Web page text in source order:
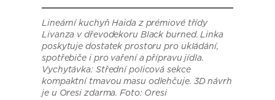
Lineární kuchyň Haida z prémiové třídy
Livanza v dřevodekoru Black burned. Linka
poskytuje dostatek prostoru pro ukládání,
spotřebiče i pro vaření a přípravu jídla.
Vychytávka: Střední policová sekce
kompaktní tmavou masu odlehčuje. 3D návrh
je u Oresi zdarma. Foto: Oresi